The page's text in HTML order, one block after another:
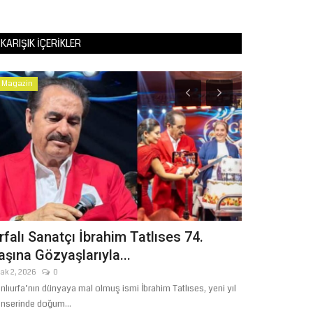
KARIŞIK İÇERIKLER
İbrahim Tatlıses 74.
mal olmuş ismi İbrahim Tatlıses, yeni yıl
Magazin
GAİN MEDYA VE
İstanbul Cumhuriyet